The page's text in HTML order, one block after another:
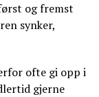
og fremst
synker,
ofte gi opp i
gjerne